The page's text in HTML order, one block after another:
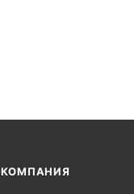
КОМПАНИЯ